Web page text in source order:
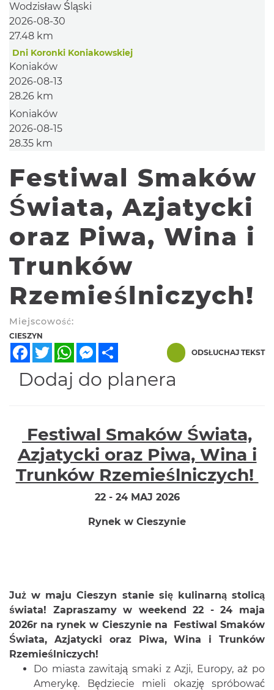
Wodzisław Śląski
2026-08-30
27.48 km
Dni Koronki Koniakowskiej
Koniaków
2026-08-13
28.26 km
Koniaków
2026-08-15
28.35 km
Festiwal Smaków
Świata, Azjatycki
oraz Piwa, Wina i
Trunków
Rzemieślniczych!
Miejscowość:
CIESZYN
FacebookTwitterWhatsAppMessenger ODSŁUCHAJ TEKST
Dodaj do planera
Festiwal Smaków Świata,
Azjatycki oraz Piwa, Wina i
Trunków Rzemieślniczych!
22 - 24 MAJ 2026
Rynek w Cieszynie
Już w maju Cieszyn stanie się kulinarną stolicą
świata! Zapraszamy w weekend 22 - 24 maja
2026r na rynek w Cieszynie na Festiwal Smaków
Świata, Azjatycki oraz Piwa, Wina i Trunków
Rzemieślniczych!
Do miasta zawitają smaki z Azji, Europy, aż po
Amerykę. Będziecie mieli okazję spróbować